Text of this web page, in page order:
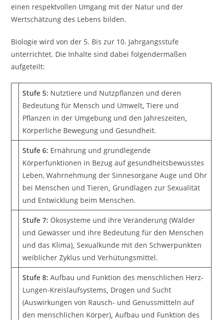
einen respektvollen Umgang mit der Natur und der
Wertschätzung des Lebens bilden.
Biologie wird von der 5. Bis zur 10. Jahrgangsstufe
unterrichtet. Die Inhalte sind dabei folgendermaßen
aufgeteilt:
Stufe 5: Nutztiere und Nutzpflanzen und deren
Bedeutung für Mensch und Umwelt,Tiere und
Pflanzen in der Umgebung und den Jahreszeiten,
Körperliche Bewegung und Gesundheit.
Stufe 6: Ernährung und grundlegende
Körperfunktionen in Bezug auf gesundheitsbewusstes
Leben, Wahrnehmung der Sinnesorgane Auge und Ohr
bei Menschen und Tieren, Grundlagen zur Sexualität
und Entwicklung beim Menschen.
Stufe 7: Ökosysteme und ihre Veränderung (Wälder
und Gewässer und ihre Bedeutung für den Menschen
und das Klima),Sexualkunde mit den Schwerpunkten
weiblicher Zyklus und Verhütungsmittel.
Stufe 8:Aufbau und Funktion des menschlichen Herz-
Lungen-Kreislaufsystems, Drogen und Sucht
(Auswirkungen von Rausch- und Genussmitteln auf
den menschlichen Körper),Aufbau und Funktion des